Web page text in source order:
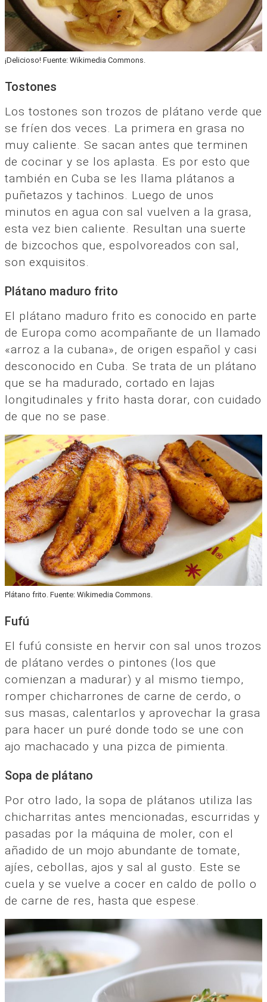
¡Delicioso! Fuente: Wikimedia Commons.
Tostones
Los tostones son trozos de plátano verde que
se fríen dos veces. La primera en grasa no
muy caliente. Se sacan antes que terminen
de cocinar y se los aplasta. Es por esto que
también en Cuba se les llama plátanos a
puñetazos y tachinos. Luego de unos
minutos en agua con sal vuelven a la grasa,
esta vez bien caliente. Resultan una suerte
de bizcochos que, espolvoreados con sal,
son exquisitos.
Plátano maduro frito
El plátano maduro frito es conocido en parte
de Europa como acompañante de un llamado
«arroz a la cubana», de origen español y casi
desconocido en Cuba. Se trata de un plátano
que se ha madurado, cortado en lajas
longitudinales y frito hasta dorar, con cuidado
de que no se pase.
Plátano frito. Fuente: Wikimedia Commons.
Fufú
El fufú consiste en hervir con sal unos trozos
de plátano verdes o pintones (los que
comienzan a madurar) y al mismo tiempo,
romper chicharrones de carne de cerdo, o
sus masas, calentarlos y aprovechar la grasa
para hacer un puré donde todo se une con
ajo machacado y una pizca de pimienta.
Sopa de plátano
Por otro lado, la sopa de plátanos utiliza las
chicharritas antes mencionadas, escurridas y
pasadas por la máquina de moler, con el
añadido de un mojo abundante de tomate,
ajíes, cebollas, ajos y sal al gusto. Este se
cuela y se vuelve a cocer en caldo de pollo o
de carne de res, hasta que espese.